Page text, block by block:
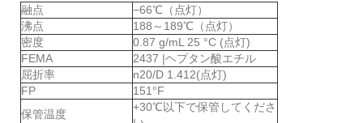
融点
−66℃（点灯）
沸点
188～189℃（点灯）
密度
0.87 g/mL 25 °C (点灯)
FEMA
2437 |ヘプタン酸エチル
屈折率
n20/D 1.412(点灯)
FP
151°F
保管温度
+30℃以下で保管してくださ